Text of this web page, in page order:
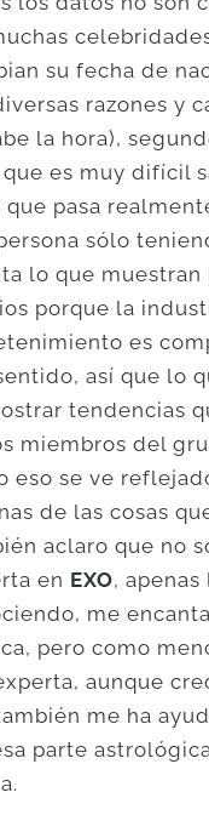
su fecha de
razones y
la hora),
es muy difícil
que pasa
sólo
lo que muestran
porque la
es
así que lo
tendencias
miembros del
eso se ve
de las cosas
aclaro que no
en EXO,
me
pero como
aunque
me ha
parte